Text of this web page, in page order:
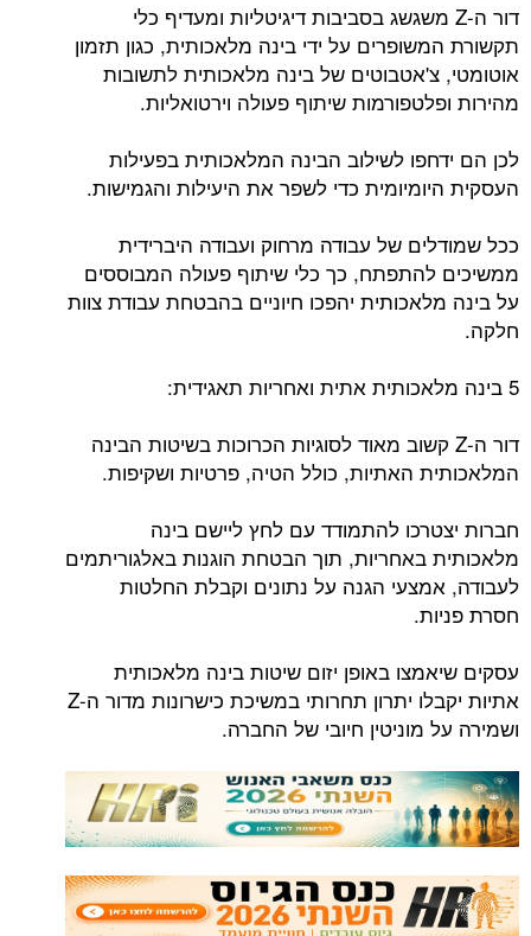
דור ה-Z משגשג בסביבות דיגיטליות ומעדיף כלי
תקשורת המשופרים על ידי בינה מלאכותית, כגון תזמון
אוטומטי, צ'אטבוטים של בינה מלאכותית לתשובות
מהירות ופלטפורמות שיתוף פעולה וירטואליות.
לכן הם ידחפו לשילוב הבינה המלאכותית בפעילות
העסקית היומיומית כדי לשפר את היעילות והגמישות.
ככל שמודלים של עבודה מרחוק ועבודה היברידית
ממשיכים להתפתח, כך כלי שיתוף פעולה המבוססים
על בינה מלאכותית יהפכו חיוניים בהבטחת עבודת צוות
חלקה.
5 בינה מלאכותית אתית ואחריות תאגידית:
דור ה-Z קשוב מאוד לסוגיות הכרוכות בשיטות הבינה
המלאכותית האתיות, כולל הטיה, פרטיות ושקיפות.
חברות יצטרכו להתמודד עם לחץ ליישם בינה
מלאכותית באחריות, תוך הבטחת הוגנות באלגוריתמים
לעבודה, אמצעי הגנה על נתונים וקבלת החלטות
חסרת פניות.
עסקים שיאמצו באופן יזום שיטות בינה מלאכותית
אתיות יקבלו יתרון תחרותי במשיכת כישרונות מדור ה-Z
ושמירה על מוניטין חיובי של החברה.